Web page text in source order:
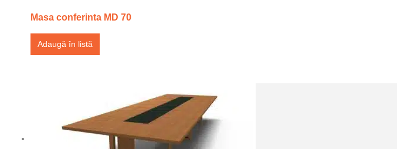
Masa conferinta MD 70
Adaugă în listă